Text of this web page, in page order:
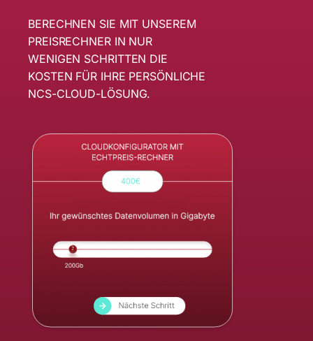
BERECHNEN SIE MIT UNSEREM
PREISRECHNER IN NUR
WENIGEN SCHRITTEN DIE
KOSTEN FÜR IHRE PERSÖNLICHE
NCS-CLOUD-LÖSUNG.